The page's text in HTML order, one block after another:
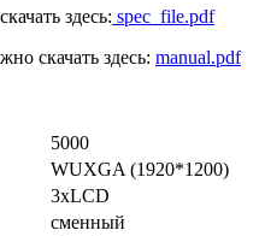
здесь: spec_file.pdf
скачать здесь: manual.pdf
5000
WUXGA (1920*1200)
3xLCD
сменный